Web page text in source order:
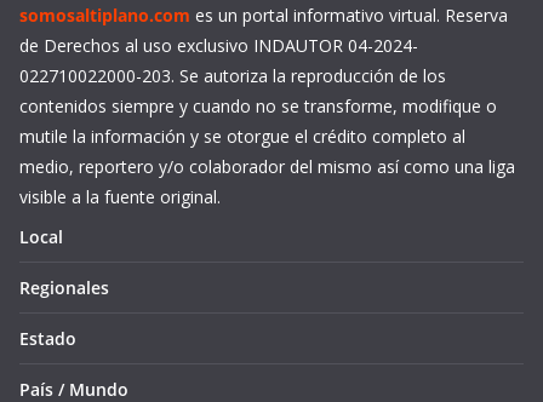
somosaltiplano.com es un portal informativo virtual. Reserva
de Derechos al uso exclusivo INDAUTOR 04-2024-
022710022000-203. Se autoriza la reproducción de los
contenidos siempre y cuando no se transforme, modifique o
mutile la información y se otorgue el crédito completo al
medio, reportero y/o colaborador del mismo así como una liga
visible a la fuente original.
Local
Regionales
Estado
País / Mundo